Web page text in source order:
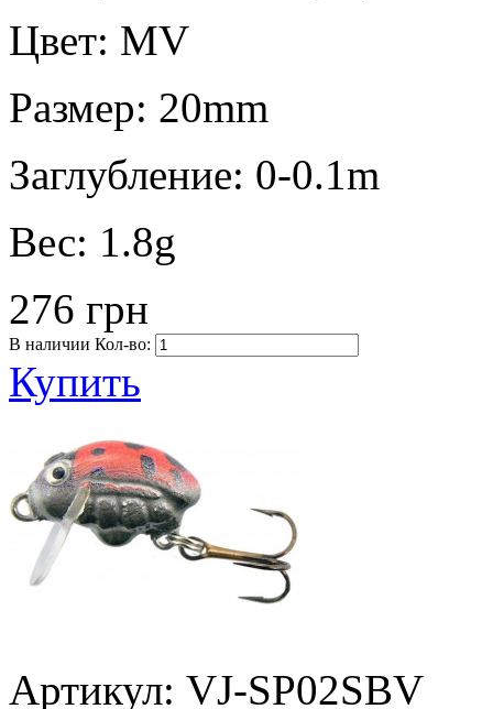
Цвет: MV
Размер: 20mm
Заглубление: 0-0.1m
Вес: 1.8g
276 грн
В наличии Кол-во:
Купить
Артикул: VJ-SP02SBV